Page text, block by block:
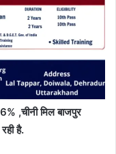
,चीनी मिल बाजपुर
है.